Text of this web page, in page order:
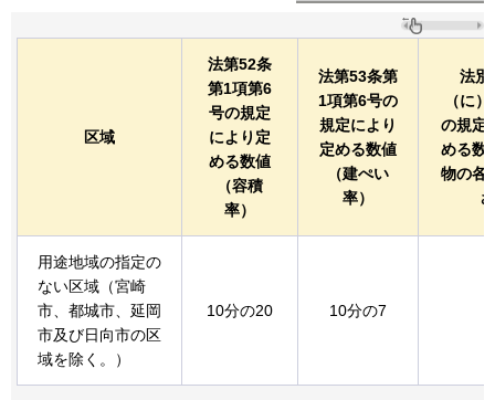
区域
法第52条
第1項第6
号の規定
により定
める数値
（容積
率）
法第53条第
1項第6号の
規定により
定める数値
（建ぺい
率）
法別
（に
の規定
める数
物の各
用途地域の指定の
ない区域（宮崎
市、都城市、延岡
市及び日向市の区
域を除く。）
10分の20 10分の7